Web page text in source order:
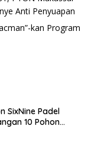
Anti Penyuapan
kan Program
SixNine Padel
10 Pohon